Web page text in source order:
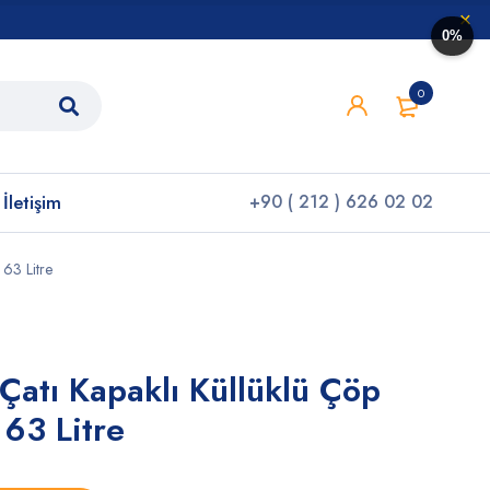
0
İletişim +90 ( 212 ) 626 02 02
63 Litre
Kapaklı Küllüklü Çöp
63 Litre
0%